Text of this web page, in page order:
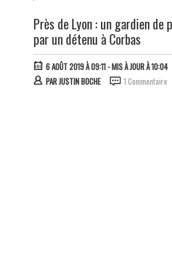
Près de Lyon : un gardien de
par un détenu à Corbas
6 AOÛT 2019 À 09:11- MIS À JOUR À 10:04
PARJUSTIN BOCHE 1 Commentaire